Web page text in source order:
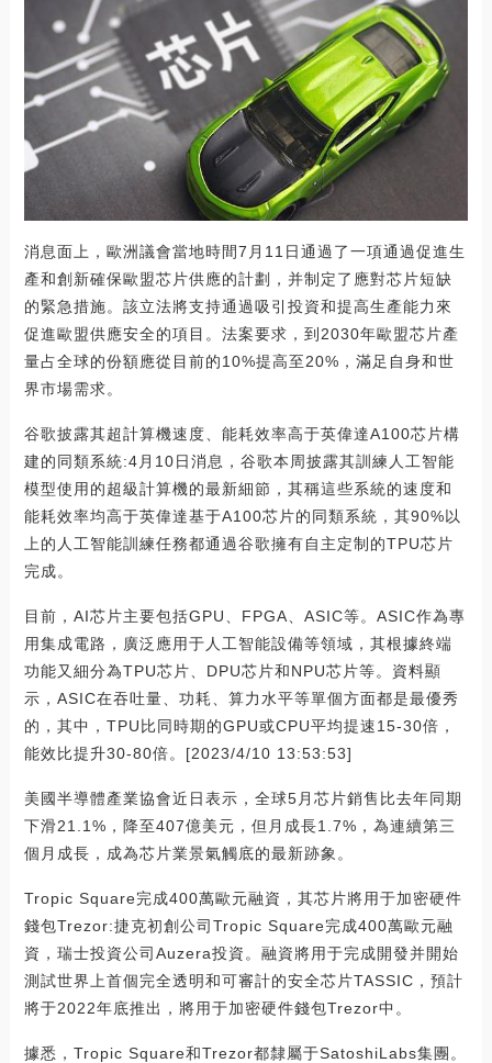
消息面上，歐洲議會當地時間7月11日通過了一項通過促進生
產和創新確保歐盟芯片供應的計劃，并制定了應對芯片短缺
的緊急措施。該立法將支持通過吸引投資和提高生產能力來
促進歐盟供應安全的項目。法案要求，到2030年歐盟芯片產
量占全球的份額應從目前的10%提高至20%，滿足自身和世
界市場需求。
谷歌披露其超計算機速度、能耗效率高于英偉達A100芯片構
建的同類系統:4月10日消息，谷歌本周披露其訓練人工智能
模型使用的超級計算機的最新細節，其稱這些系統的速度和
能耗效率均高于英偉達基于A100芯片的同類系統，其90%以
上的人工智能訓練任務都通過谷歌擁有自主定制的TPU芯片
完成。
目前，AI芯片主要包括GPU、FPGA、ASIC等。ASIC作為專
用集成電路，廣泛應用于人工智能設備等領域，其根據終端
功能又細分為TPU芯片、DPU芯片和NPU芯片等。資料顯
示，ASIC在吞吐量、功耗、算力水平等單個方面都是最優秀
的，其中，TPU比同時期的GPU或CPU平均提速15-30倍，
能效比提升30-80倍。[2023/4/10 13:53:53]
美國半導體產業協會近日表示，全球5月芯片銷售比去年同期
下滑21.1%，降至407億美元，但月成長1.7%，為連續第三
個月成長，成為芯片業景氣觸底的最新跡象。
Tropic Square完成400萬歐元融資，其芯片將用于加密硬件
錢包Trezor:捷克初創公司Tropic Square完成400萬歐元融
資，瑞士投資公司Auzera投資。融資將用于完成開發并開始
測試世界上首個完全透明和可審計的安全芯片TASSIC，預計
將于2022年底推出，將用于加密硬件錢包Trezor中。
據悉，Tropic Square和Trezor都隸屬于SatoshiLabs集團。